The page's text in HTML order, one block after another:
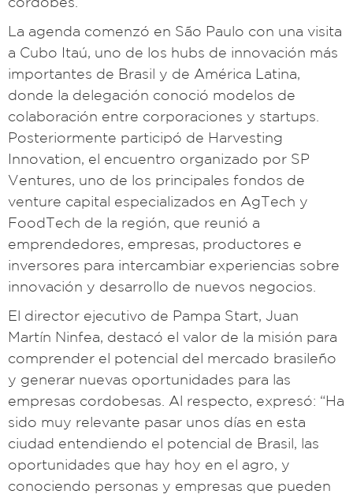
La agenda comenzó en São Paulo con una visita
a Cubo Itaú, uno de los hubs de innovación más
importantes de Brasil y de América Latina,
donde la delegación conoció modelos de
colaboración entre corporaciones y startups.
Posteriormente participó de Harvesting
Innovation, el encuentro organizado por SP
Ventures, uno de los principales fondos de
venture capital especializados en AgTech y
FoodTech de la región, que reunió a
emprendedores, empresas, productores e
inversores para intercambiar experiencias sobre
innovación y desarrollo de nuevos negocios.
El director ejecutivo de Pampa Start, Juan
Martín Ninfea, destacó el valor de la misión para
comprender el potencial del mercado brasileño
y generar nuevas oportunidades para las
empresas cordobesas. Al respecto, expresó: “Ha
sido muy relevante pasar unos días en esta
ciudad entendiendo el potencial de Brasil, las
oportunidades que hay hoy en el agro, y
conociendo personas y empresas que pueden